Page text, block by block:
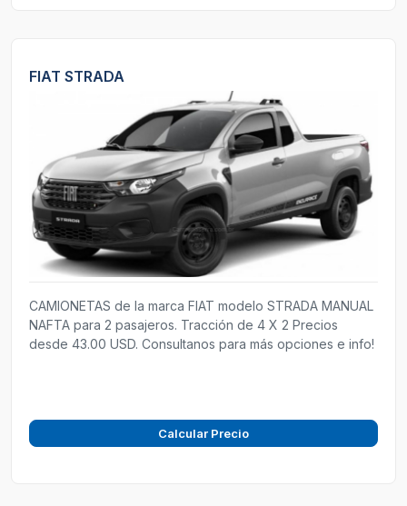
FIAT STRADA
CAMIONETAS de la marca FIAT modelo STRADA MANUAL
NAFTA para 2 pasajeros. Tracción de 4 X 2 Precios
desde 43.00 USD. Consultanos para más opciones e info!
Calcular Precio